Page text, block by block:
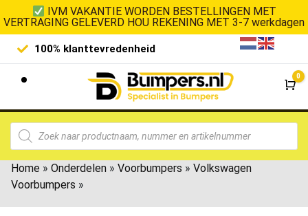
IVM VAKANTIE WORDEN BESTELLINGEN MET
VERTRAGING GELEVERD HOU REKENING MET 3-7 werkdagen
100% klanttevredenheid
0
Home » Onderdelen » Voorbumpers » Volkswagen
Voorbumpers »